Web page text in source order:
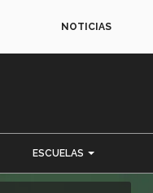
NOTICIAS
ESCUELAS